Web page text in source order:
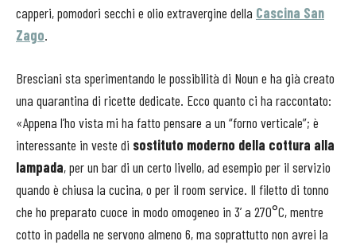
capperi, pomodori secchi e olio extravergine della Cascina San
Zago.
Bresciani sta sperimentando le possibilità di Noun e ha già creato
una quarantina di ricette dedicate. Ecco quanto ci ha raccontato:
«Appena l’ho vista mi ha fatto pensare a un “forno verticale”; è
interessante in veste di sostituto moderno della cottura alla
lampada, per un bar di un certo livello, ad esempio per il servizio
quando è chiusa la cucina, o per il room service. Il filetto di tonno
che ho preparato cuoce in modo omogeneo in 3’ a 270°C, mentre
cotto in padella ne servono almeno 6, ma soprattutto non avrei la